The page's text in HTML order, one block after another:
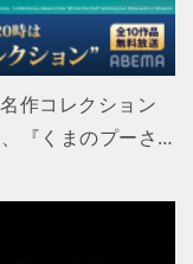
作コレクション
『くまのプーさ…